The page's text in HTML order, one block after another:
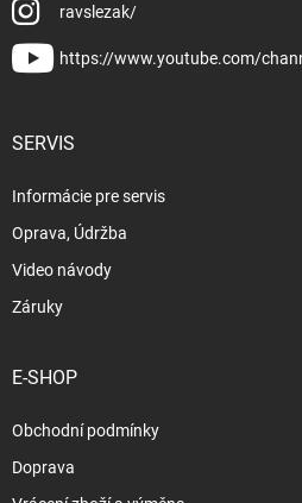
ravslezak/
https://www.youtube.com/
SERVIS
Informácie pre servis
Oprava, Údržba
Video návody
Záruky
E-SHOP
Obchodní podmínky
Doprava